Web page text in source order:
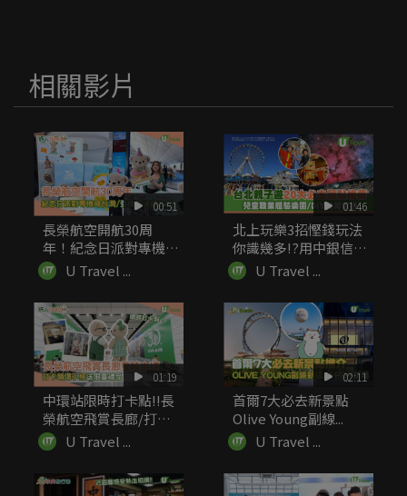
相關影片
00:51
長榮航空開航30周
年！紀念日派對專機飛
台灣 登機...
U Travel ...
01:46
北上玩樂3招慳錢玩法
你識幾多!?用中銀信用
卡簽賬...
U Travel ...
01:19
中環站限時打卡點!!長
榮航空飛賞長廊/打卡
萌爆小...
U Travel ...
02:11
首爾7大必去新景點
Olive Young副線...
U Travel ...